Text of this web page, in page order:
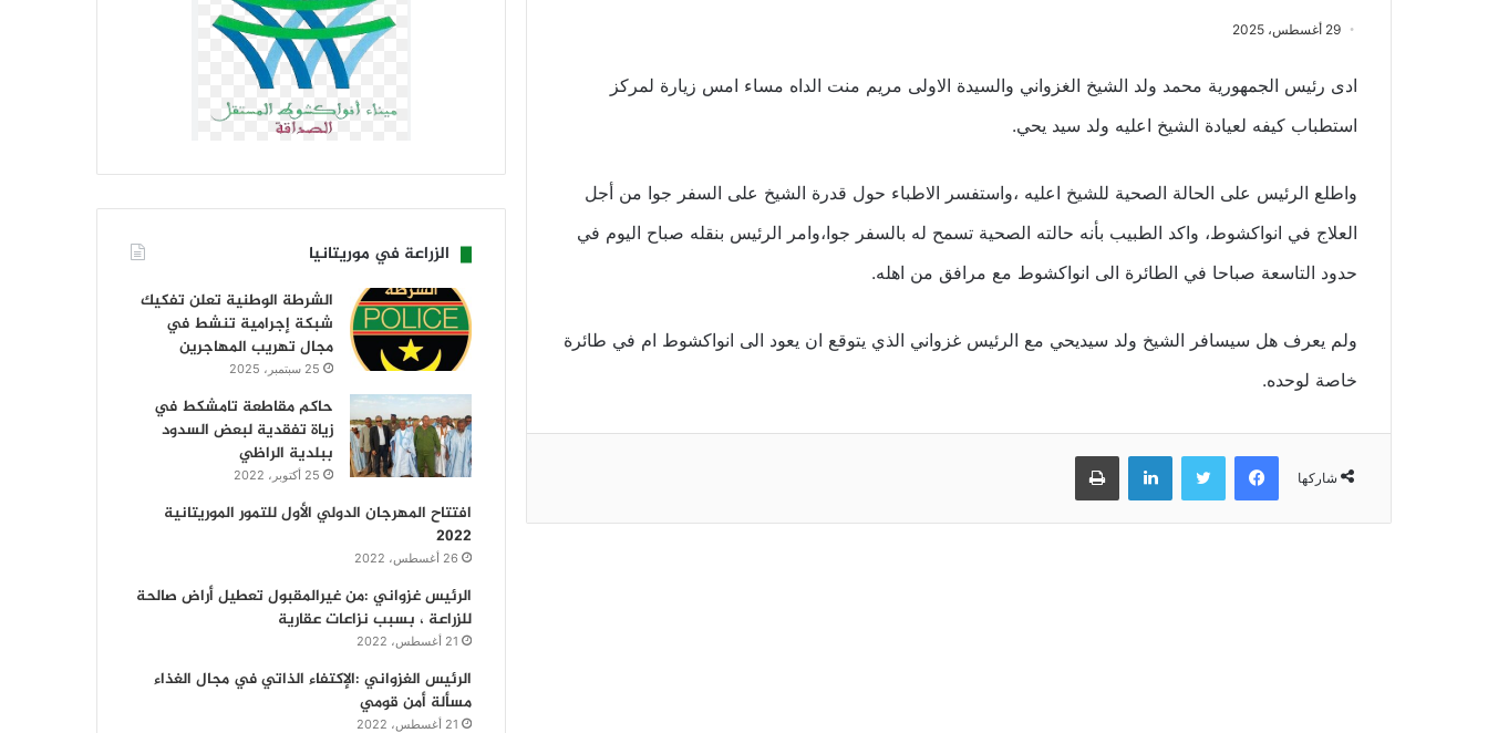
29 أغسطس، 2025
ادى رئيس الجمهورية محمد ولد الشيخ الغزواني والسيدة الاولى مريم منت الداه مساء امس زيارة لمركز
استطباب كيفه لعيادة الشيخ اعليه ولد سيد يحي.
واطلع الرئيس على الحالة الصحية للشيخ اعليه ،واستفسر الاطباء حول قدرة الشيخ على السفر جوا من أجل
العلاج في انواكشوط، واكد الطبيب بأنه حالته الصحية تسمح له بالسفر جوا،وامر الرئيس بنقله صباح اليوم في
حدود التاسعة صباحا في الطائرة الى انواكشوط مع مرافق من اهله.
ولم يعرف هل سيسافر الشيخ ولد سيديحي مع الرئيس غزواني الذي يتوقع ان يعود الى انواكشوط ام في طائرة
خاصة لوحده.
شاركها
فيسبوك تويتر لينكدإن طباعة
الزراعة في موريتانيا
الشرطة الوطنية تعلن تفكيك
شبكة إجرامية تنشط في
مجال تهريب المهاجرين
25 سبتمبر، 2025
حاكم مقاطعة تامشكط في
زياة تفقدية لبعض السدود
ببلدية الراظي
25 أكتوبر، 2022
افتتاح المهرجان الدولي الأول للتمور الموريتانية
2022
26 أغسطس، 2022
الرئيس غزواني :من غيرالمقبول تعطيل أراض صالحة
للزراعة ، بسبب نزاعات عقارية
21 أغسطس، 2022
الرئيس الغزواني :الإكتفاء الذاتي في مجال الغذاء
مسألة أمن قومي
21 أغسطس، 2022